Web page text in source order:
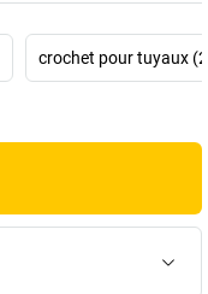
crochet pour tuyaux